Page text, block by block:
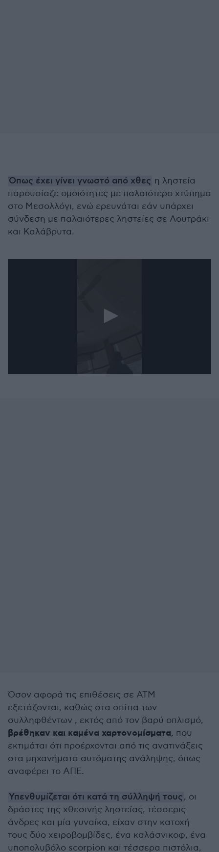
Όπως έχει γίνει γνωστό από χθες η ληστεία
παρουσίαζε ομοιότητες με παλαιότερο χτύπημα
στο Μεσολλόγι, ενώ ερευνάται εάν υπάρχει
σύνδεση με παλαιότερες ληστείες σε Λουτράκι
και Καλάβρυτα.
Όσον αφορά τις επιθέσεις σε ΑΤΜ
εξετάζονται, καθώς στα σπίτια των
συλληφθέντων , εκτός από τον βαρύ οπλισμό,
βρέθηκαν και καμένα χαρτονομίσματα, που
εκτιμάται ότι προέρχονται από τις ανατινάξεις
στα μηχανήματα αυτόματης ανάληψης, όπως
αναφέρει το ΑΠΕ.
Υπενθυμίζεται ότι κατά τη σύλληψή τους, οι
δράστες της χθεσινής ληστείας, τέσσερις
άνδρες και μία γυναίκα, είχαν στην κατοχή
τους δύο χειροβομβίδες, ένα καλάσνικοφ, ένα
υποπολυβόλο scorpion και τέσσερα πιστόλια,